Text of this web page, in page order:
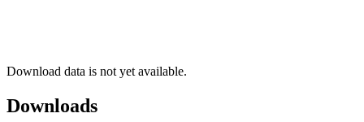
Download data is not yet available.
Downloads